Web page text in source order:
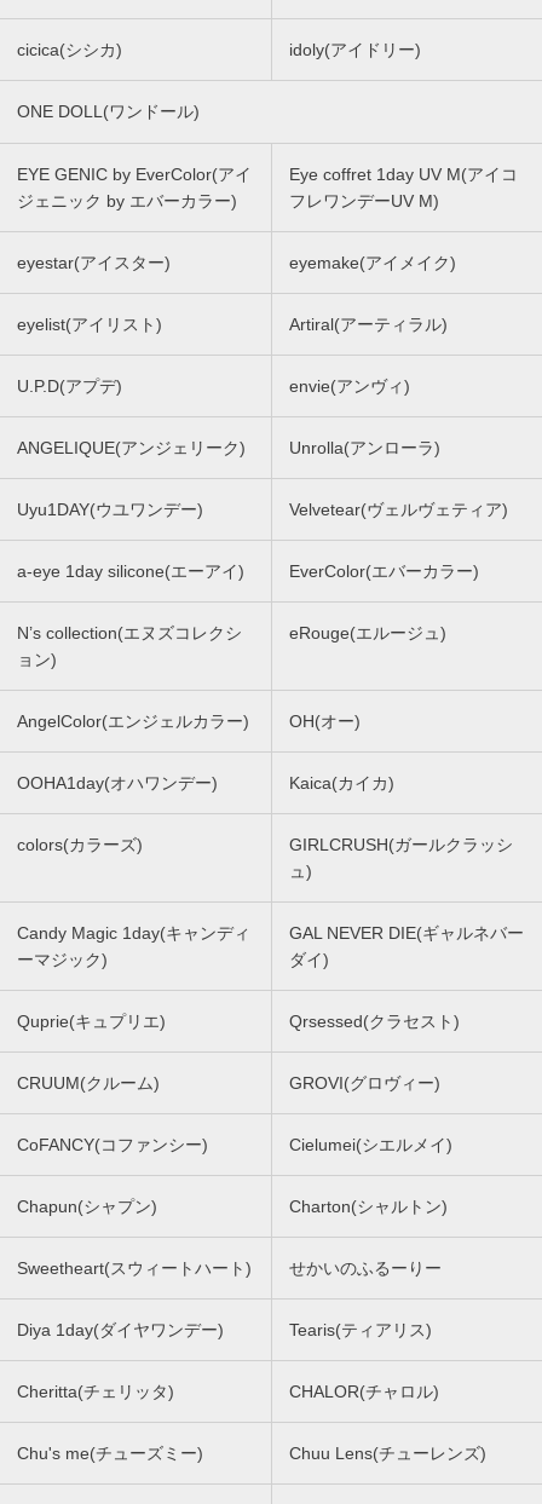
cicica(シシカ) idoly(アイドリー)
ONE DOLL(ワンドール)
EYE GENIC by EverColor(アイ
ジェニック by エバーカラー)
Eye coffret 1day UV M(アイコ
フレワンデーUV M)
eyestar(アイスター) eyemake(アイメイク)
eyelist(アイリスト) Artiral(アーティラル)
U.P.D(アプデ) envie(アンヴィ)
ANGELIQUE(アンジェリーク) Unrolla(アンローラ)
Uyu1DAY(ウユワンデー) Velvetear(ヴェルヴェティア)
a-eye 1day silicone(エーアイ) EverColor(エバーカラー)
N’s collection(エヌズコレクシ
ョン)
eRouge(エルージュ)
AngelColor(エンジェルカラー) OH(オー)
OOHA1day(オハワンデー) Kaica(カイカ)
colors(カラーズ)
GIRLCRUSH(ガールクラッシ
ュ)
Candy Magic 1day(キャンディ
ーマジック)
GAL NEVER DIE(ギャルネバー
ダイ)
Quprie(キュプリエ) Qrsessed(クラセスト)
CRUUM(クルーム) GROVI(グロヴィー)
CoFANCY(コファンシー) Cielumei(シエルメイ)
Chapun(シャプン) Charton(シャルトン)
Sweetheart(スウィートハート) せかいのふるーりー
Diya 1day(ダイヤワンデー) Tearis(ティアリス)
Cheritta(チェリッタ) CHALOR(チャロル)
Chu's me(チューズミー) Chuu Lens(チューレンズ)